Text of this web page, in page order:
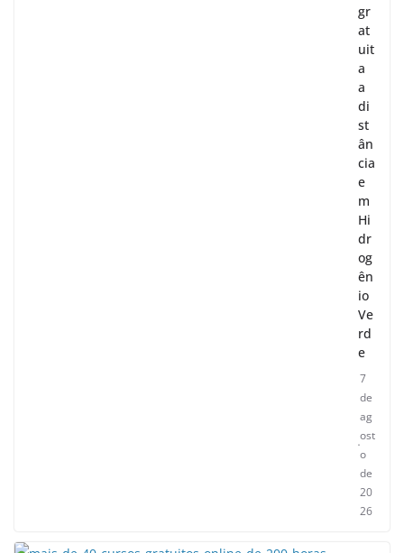
gr
at
uit
a
a
di
st
ân
cia
e
m
Hi
dr
og
ên
io
Ve
rd
e
7
de
ag
ost
o
de
20
26